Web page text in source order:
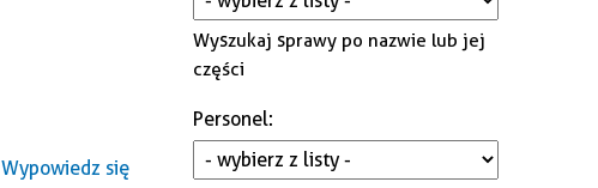
Wypowiedz się
Wyszukaj sprawy po nazwie lub jej
części
Personel: